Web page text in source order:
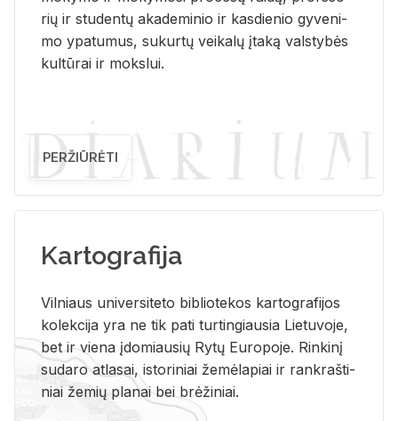
rių ir stu­den­tų aka­de­mi­nio ir kas­die­nio gy­ve­ni­
mo ypa­tu­mus, su­kur­tų vei­ka­lų įta­ką vals­ty­bės
kul­tū­rai ir moks­lui.
PERŽIŪRĖTI
Kartografija
Vil­niaus uni­ver­si­te­to bi­b­lio­te­kos kar­to­gra­fi­jos
ko­lek­ci­ja yra ne tik pati tur­tin­giau­sia Lie­tu­vo­je,
bet ir vie­na įdo­miau­sių Rytų Eu­ro­po­je. Rin­ki­nį
su­da­ro at­la­sai, is­to­ri­niai že­mė­la­piai ir rank­raš­ti­
niai že­mių pla­nai bei brė­ži­niai.